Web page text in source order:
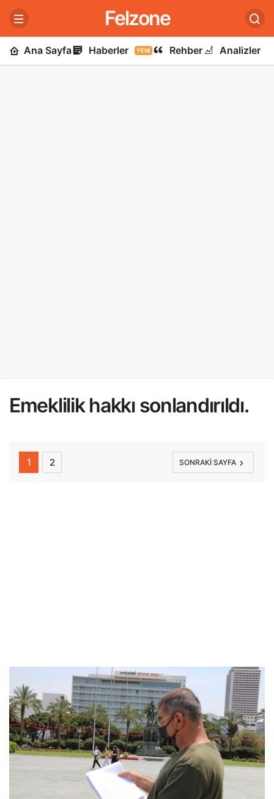
Felzone
Ana Sayfa Haberler YENI Rehber Analizler
Emeklilik hakkı sonlandırıldı.
1 2 SONRAKI SAYFA